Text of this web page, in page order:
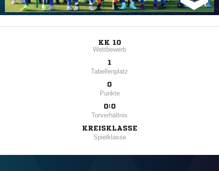
KK 10
Wettbewerb
1
Tabellenplatz
0
Punkte
0:0
Torverhältnis
KREISKLASSE
Spielklasse